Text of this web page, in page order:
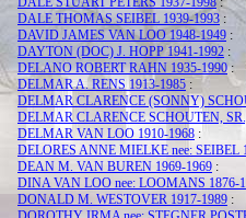
DALE THOMAS SEIBEL 1939-1993 :
DAVID JAMES VAN LOO 1948-1949 :
DAYTON (DOC) J. HOPP 1941-1992 :
DELANO ROBERT RAHN 1935-1990:
DELMAR A. RENS 1913-1985 :
DELMAR CLARENCE (SONNY)
DELMAR CLARENCE SCHOUTEN,
DELMAR VAN LOO 1910-1968 :
DELORES ANNE MIELKE nee: SEIBEL
DEAN M. VAN BUREN 1969-1969 :
DINA VAN LOO nee: LOOMANS 1876-
DONALD M. WESTOVER 1917-1989 :